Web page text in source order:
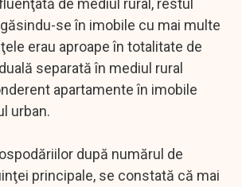
de mediul rural, restul
se în imobile cu mai multe
erau aproape în totalitate de
separată în mediul rural
apartamente în imobile
urban.
după numărul de
principale, se constată că mai